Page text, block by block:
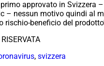
approvato in Svizzera
– nessun motivo quindi al
rischio-beneficio del
, svizzera